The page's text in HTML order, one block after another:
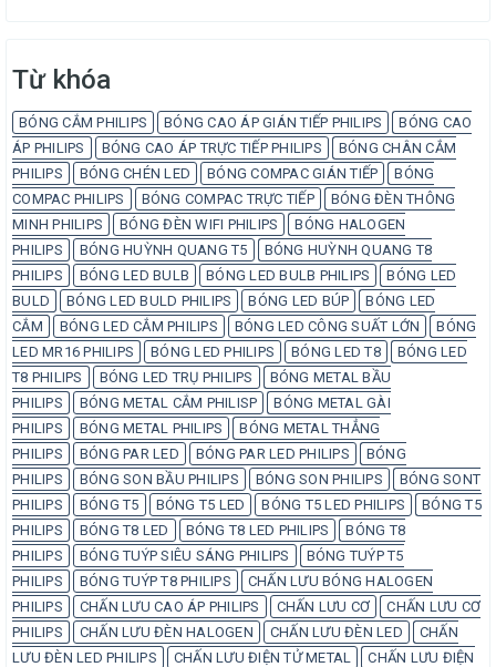
Từ khóa
BÓNG CẮM PHILIPS BÓNG CAO ÁP GIÁN TIẾP PHILIPS
BÓNG CAO
ÁP PHILIPS
BÓNG CAO ÁP TRỰC TIẾP PHILIPS
BÓNG CHÂN CẮM
PHILIPS
BÓNG CHÉN LED BÓNG COMPAC GIÁN TIẾP
BÓNG
COMPAC PHILIPS
BÓNG COMPAC TRỰC TIẾP
BÓNG ĐÈN THÔNG
MINH PHILIPS
BÓNG ĐÈN WIFI PHILIPS
BÓNG HALOGEN
PHILIPS
BÓNG HUỲNH QUANG T5
BÓNG HUỲNH QUANG T8
PHILIPS
BÓNG LED BULB BÓNG LED BULB PHILIPS
BÓNG LED
BULD
BÓNG LED BULD PHILIPS BÓNG LED BÚP
BÓNG LED
CẮM
BÓNG LED CẮM PHILIPS BÓNG LED CÔNG SUẤT LỚN
BÓNG
LED MR16 PHILIPS
BÓNG LED PHILIPS BÓNG LED T8
BÓNG LED
T8 PHILIPS
BÓNG LED TRỤ PHILIPS
BÓNG METAL BẦU
PHILIPS
BÓNG METAL CẮM PHILISP
BÓNG METAL GÀI
PHILIPS
BÓNG METAL PHILIPS
BÓNG METAL THẲNG
PHILIPS
BÓNG PAR LED BÓNG PAR LED PHILIPS
BÓNG
PHILIPS
BÓNG SON BẦU PHILIPS BÓNG SON PHILIPS
BÓNG SONT
PHILIPS
BÓNG T5 BÓNG T5 LED BÓNG T5 LED PHILIPS
BÓNG T5
PHILIPS
BÓNG T8 LED BÓNG T8 LED PHILIPS
BÓNG T8
PHILIPS
BÓNG TUÝP SIÊU SÁNG PHILIPS
BÓNG TUÝP T5
PHILIPS
BÓNG TUÝP T8 PHILIPS
CHẤN LƯU BÓNG HALOGEN
PHILIPS
CHẤN LƯU CAO ÁP PHILIPS CHẤN LƯU CƠ
CHẤN LƯU CƠ
PHILIPS
CHẤN LƯU ĐÈN HALOGEN CHẤN LƯU ĐÈN LED
CHẤN
LƯU ĐÈN LED PHILIPS
CHẤN LƯU ĐIỆN TỬ METAL
CHẤN LƯU ĐIỆN